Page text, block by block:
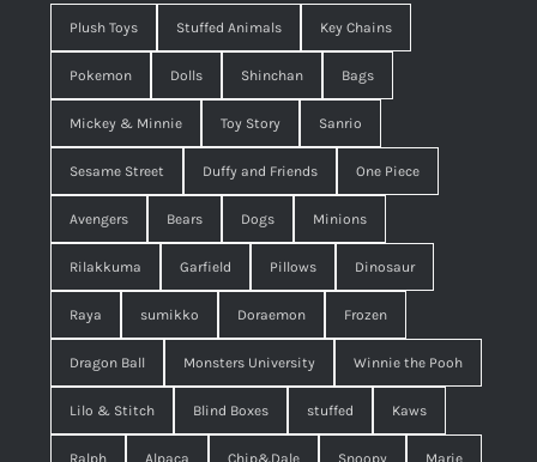
Plush Toys Stuffed Animals Key Chains
Pokemon Dolls Shinchan Bags
Mickey & Minnie Toy Story Sanrio
Sesame Street Duffy and Friends One Piece
Avengers Bears Dogs Minions
Rilakkuma Garfield Pillows Dinosaur
Raya sumikko Doraemon Frozen
Dragon Ball Monsters University Winnie the Pooh
Lilo & Stitch Blind Boxes stuffed Kaws